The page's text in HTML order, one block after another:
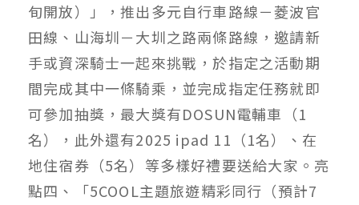
旬開放）」，推出多元自行車路線－菱波官
田線、山海圳－大圳之路兩條路線，邀請新
手或資深騎士一起來挑戰，於指定之活動期
間完成其中一條騎乘，並完成指定任務就即
可參加抽獎，最大獎有DOSUN電輔車（1
名），此外還有2025 ipad 11（1名）、在
地住宿券（5名）等多樣好禮要送給大家。亮
點四、「5COOL主題旅遊精彩同行（預計7